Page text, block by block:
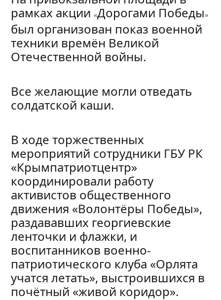
рамках акции«Дорогами Победы»
был организован показ военной
техники времён Великой
Отечественной войны.
Все желающие могли отведать
солдатской каши.
В ходе торжественных
мероприятий сотрудники ГБУ РК
«Крымпатриотцентр»
координировали работу
активистов общественного
движения «Волонтёры Победы»,
раздававших георгиевские
ленточки и флажки, и
воспитанников военно-
патриотического клуба «Орлята
учатся летать», выстроившихся в
почётный «живой коридор».